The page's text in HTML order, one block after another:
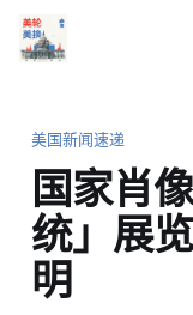
美国新闻速递
国家肖
统」展
明